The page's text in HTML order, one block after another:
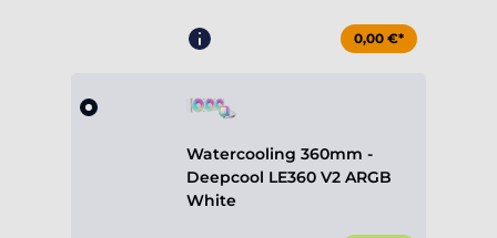
0,00 €*
Watercooling 360mm -
Deepcool LE360 V2 ARGB
White